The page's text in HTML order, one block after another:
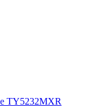
TY5232MXR